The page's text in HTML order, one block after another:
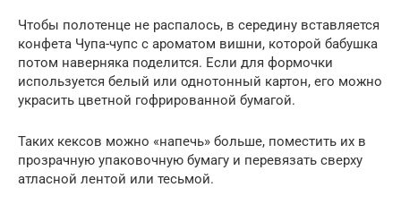
Чтобы полотенце не распалось, в середину вставляется
конфета Чупа-чупс с ароматом вишни, которой бабушка
потом наверняка поделится. Если для формочки
используется белый или однотонный картон, его можно
украсить цветной гофрированной бумагой.
Таких кексов можно «напечь» больше, поместить их в
прозрачную упаковочную бумагу и перевязать сверху
атласной лентой или тесьмой.